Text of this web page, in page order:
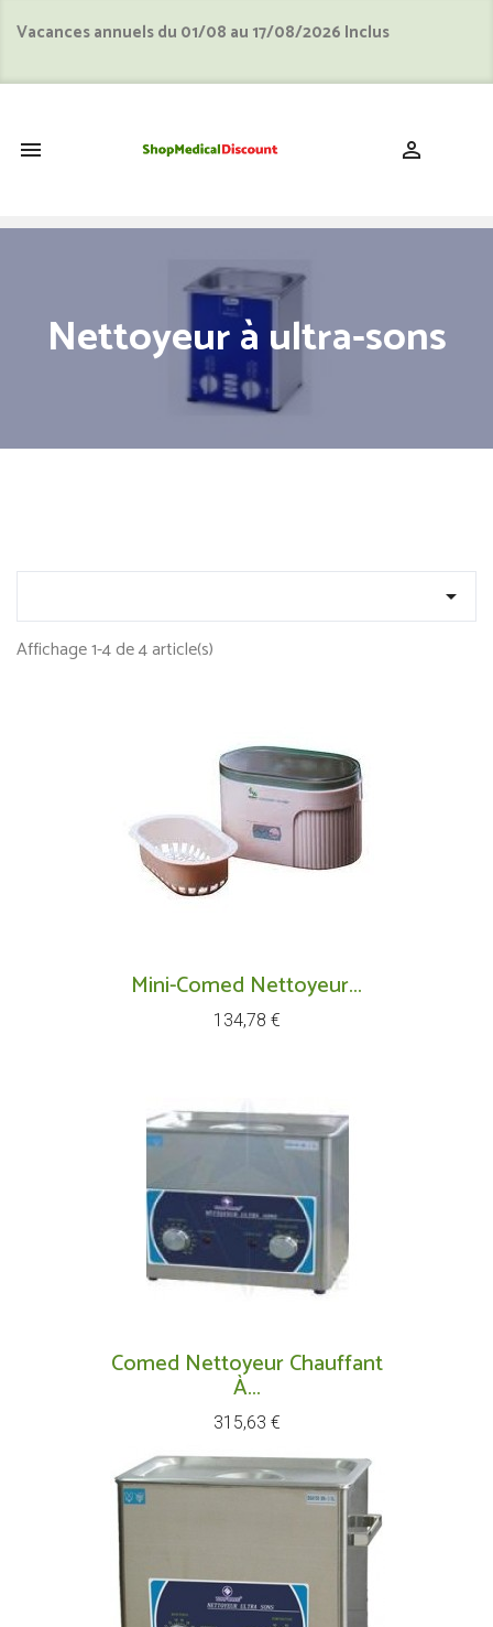
Vacances annuels du 01/08 au 17/08/2026 Inclus
 
Nettoyeur à ultra-sons

Affichage 1-4 de 4 article(s)
Mini-Comed Nettoyeur...
Prix
134,78 €
Comed Nettoyeur Chauffant
À...
Prix
315,63 €